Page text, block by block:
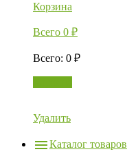
Корзина
Всего 0 ₽
Всего: 0 ₽
Удалить
Каталог товаров